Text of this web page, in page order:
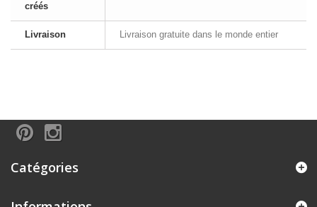
créés
Livraison Livraison gratuite dans le monde entier
Catégories